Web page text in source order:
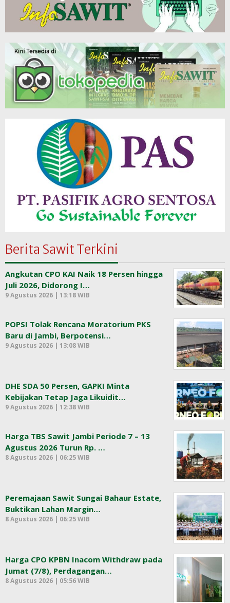
Berita Sawit Terkini
Angkutan CPO KAI Naik 18 Persen hingga
Juli 2026, Didorong I…
9 Agustus 2026 | 13:18 WIB
POPSI Tolak Rencana Moratorium PKS
Baru di Jambi, Berpotensi…
9 Agustus 2026 | 13:08 WIB
DHE SDA 50 Persen, GAPKI Minta
Kebijakan Tetap Jaga Likuidit…
9 Agustus 2026 | 12:38 WIB
Harga TBS Sawit Jambi Periode 7 – 13
Agustus 2026 Turun Rp. …
8 Agustus 2026 | 06:25 WIB
Peremajaan Sawit Sungai Bahaur Estate,
Buktikan Lahan Margin…
8 Agustus 2026 | 06:25 WIB
Harga CPO KPBN Inacom Withdraw pada
Jumat (7/8), Perdagangan…
8 Agustus 2026 | 05:56 WIB